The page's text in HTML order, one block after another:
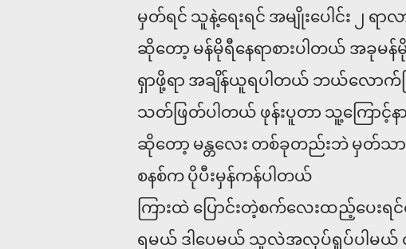
မှတ်ရင် သူနဲ့ရေးရင် အမျိုးပေါင်း ၂ ရာ
ဆိုတော့ မန်မိုရီနေရာစားပါတယ် အခုမ
ရှာဖို့ရာ အချိန်ယူရပါတယ် ဘယ်လော
သတ်ဖြတ်ပါတယ် ဖုန်းပူတာ သူ့ကြောင့်န
ဆိုတော့ မန္တလေး တစ်ခုတည်းဘဲ မှတ်သ
စနစ်က ပိုပီးမှန်ကန်ပါတယ်
ကြားထဲ ပြောင်းတဲ့စက်လေးထည့်ပေးရင်
ရမယ် ဒါပေမယ် သူလဲအလုပ်ရှုပ်ပါမယ်